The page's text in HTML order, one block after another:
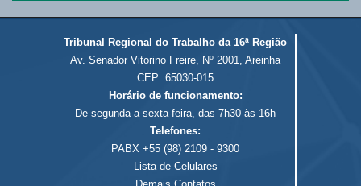
Tribunal Regional do Trabalho da 16ª Região
Av. Senador Vitorino Freire, Nº 2001, Areinha
CEP: 65030-015
Horário de funcionamento:
De segunda a sexta-feira, das 7h30 às 16h
Telefones:
PABX +55 (98) 2109 - 9300
Lista de Celulares